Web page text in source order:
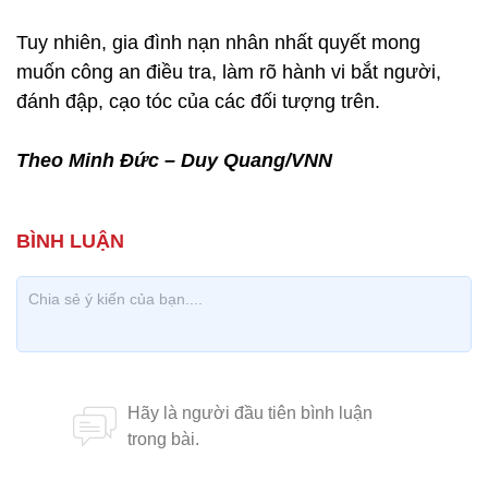
Tuy nhiên, gia đình nạn nhân nhất quyết mong
muốn công an điều tra, làm rõ hành vi bắt người,
đánh đập, cạo tóc của các đối tượng trên.
Theo Minh Đức – Duy Quang/VNN